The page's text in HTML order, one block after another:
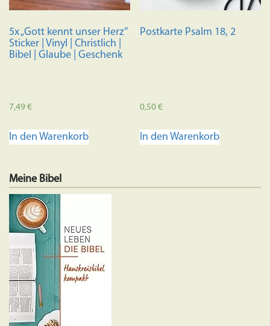
5x „Gott kennt unser Herz“
Sticker | Vinyl | Christlich |
Bibel | Glaube | Geschenk
7,49€
In den Warenkorb
Postkarte Psalm 18, 2
0,50€
In den Warenkorb
Meine Bibel